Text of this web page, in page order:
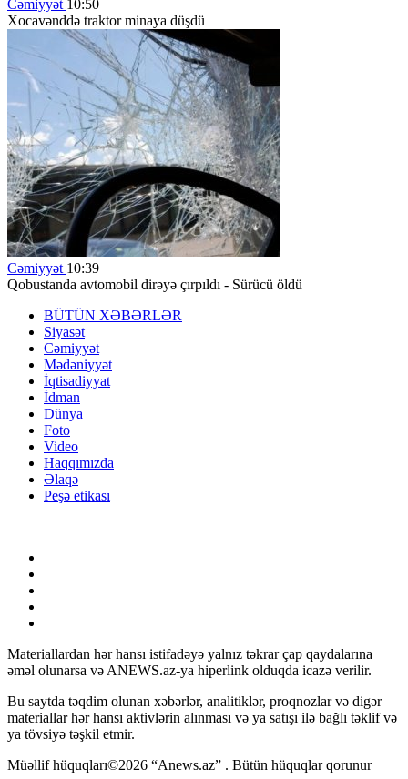
Cəmiyyət 10:50
Xocavənddə traktor minaya düşdü
Cəmiyyət 10:39
Qobustanda avtomobil dirəyə çırpıldı - Sürücü öldü
BÜTÜN XƏBƏRLƏR
Siyasət
Cəmiyyət
Mədəniyyət
İqtisadiyyat
İdman
Dünya
Foto
Video
Haqqımızda
Əlaqə
Peşə etikası
Materiallardan hər hansı istifadəyə yalnız təkrar çap qaydalarına
əməl olunarsa və ANEWS.az-ya hiperlink olduqda icazə verilir.
Bu saytda təqdim olunan xəbərlər, analitiklər, proqnozlar və digər
materiallar hər hansı aktivlərin alınması və ya satışı ilə bağlı təklif və
ya tövsiyə təşkil etmir.
Müəllif hüquqları©2026 “Anews.az” . Bütün hüquqlar qorunur